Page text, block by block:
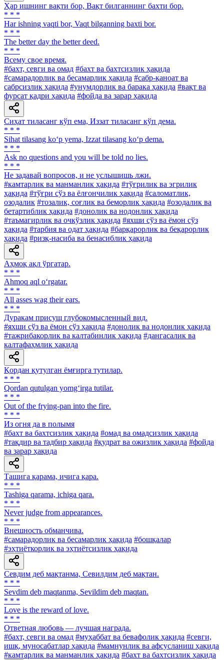
Ҳар ишнинг вақти бор, Вақт билганнинг бахти бор.
* * *
Har ishning vaqti bor, Vaqt bilganning baxti bor.
* * *
The better day the better deed.
* * *
Всему свое время.
#бахт, севги ва омад #бахт ва бахтсизлик ҳақида
#самарадорлик ва бесамарлик ҳақида #сабр-қаноат ва
сабрсизлик ҳақида #унумдорлик ва барака ҳақида #вақт ва
фурсат қадри ҳақида #фойда ва зарар ҳақида
Сиҳат тиласанг кўп ема, Иззат тиласанг кўп дема.
* * *
Sihat tilasang ko‘p yema, Izzat tilasang ko‘p dema.
* * *
Ask no questions and you will be told no lies.
* * *
He задавай вопросов, и не услышишь лжи.
#камтарлик ва манманлик ҳақида #тўғрилик ва эгрилик
ҳақида #тўғри сўз ва ёлғончилик ҳақида #саломатлик,
озодалик #тозалик, соғлик ва беморлик ҳақида #озодалик ва
бетартиблик ҳақида #донолик ва нодонлик ҳақида
#таъмагирлик ва очкўзлик ҳақида #яхши сўз ва ёмон сўз
ҳақида #тарбия ва одат ҳақида #барқарорлик ва беқарорлик
ҳақида #ризқ-насиба ва бенасиблик ҳақида
Аҳмоқ ақл ўргатар.
* * *
Ahmoq aql o‘rgatar.
* * *
All asses wag their ears.
* * *
Дуракам присущ глубокомысленный вид.
#яхши сўз ва ёмон сўз ҳақида #донолик ва нодонлик ҳақида
#тажрибакорлик ва калтабинлик ҳақида #дангасалик ва
калтафаҳмлик ҳақида
Қордан қутулган ёмғирга тутилар.
* * *
Qordan qutulgan yomg‘irga tutilar.
* * *
Out of the frying-pan into the fire.
* * *
Из огня да в полымя
#бахт ва бахтсизлик ҳақида #омад ва омадсизлик ҳақида
#тақдир ва тадбир ҳақида #қудрат ва ожизлик ҳақида #фойда
ва зарар ҳақида
Ташига қарама, ичига қара.
* * *
Tashiga qarama, ichiga qara.
* * *
Never judge from appearances.
* * *
Внешность обманчива.
#самарадорлик ва бесамарлик ҳақида #бошқалар
#эҳтиёткорлик ва эҳтиётсизлик ҳақида
Севдим деб мақтанма, Севилдим деб мақтан.
* * *
Sevdim deb maqtanma, Sevildim deb maqtan.
* * *
Love is the reward of love.
* * *
Ответная любовь — лучшая награда.
#бахт, севги ва омад #муҳаббат ва бевафолик ҳақида #севги,
ишқ, муносабатлар ҳақида #мамнунлик ва афсусланиш ҳақида
#камтарлик ва манманлик ҳақида #бахт ва бахтсизлик ҳақида